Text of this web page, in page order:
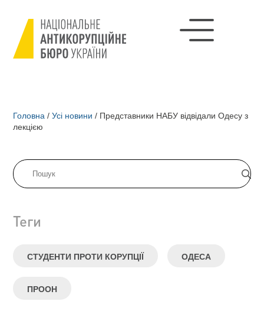
Головна / Усі новини / Представники НАБУ відвідали Одесу з
лекцією
Теги
СТУДЕНТИ ПРОТИ КОРУПЦІЇ ОДЕСА
ПРООН